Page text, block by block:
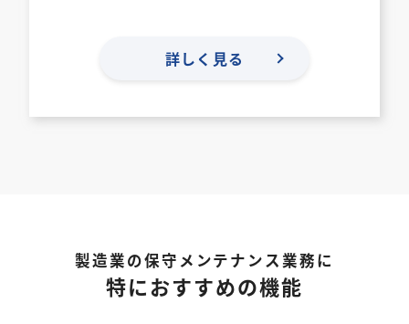
詳しく見る
製造業の保守メンテナンス業務に
特におすすめの機能